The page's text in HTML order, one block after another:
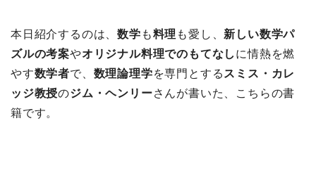
本日紹介するのは、数学 も料理 も愛し、 新しい数学パ
ズルの考案やオリジナル料理でのもてなし に情熱を燃
やす数学者で、 数理論理学を専門とする スミス・カレ
ッジ教授のジム・ヘンリーさんが書いた、こちらの書
籍です。